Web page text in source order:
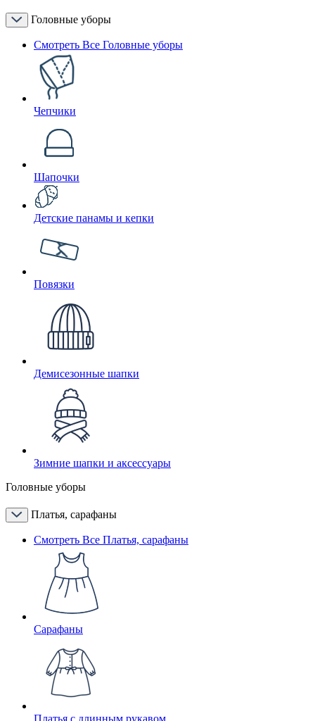
Головные уборы
Смотреть Все Головные уборы
Чепчики
Шапочки
Детские панамы и кепки
Повязки
Демисезонные шапки
Зимние шапки и аксессуары
Головные уборы
Платья, сарафаны
Смотреть Все Платья, сарафаны
Сарафаны
Платья с длинным рукавом